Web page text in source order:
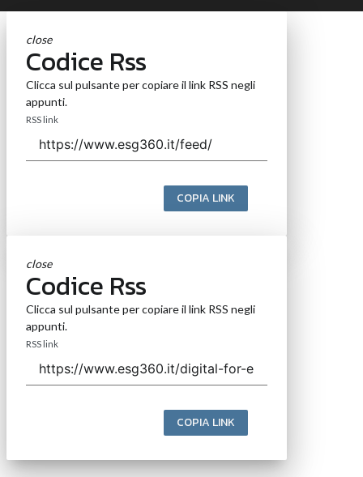
close
Codice Rss
Clicca sul pulsante per copiare il link RSS negli
appunti.
RSS link
COPIA LINK
close
Codice Rss
Clicca sul pulsante per copiare il link RSS negli
appunti.
RSS link
COPIA LINK